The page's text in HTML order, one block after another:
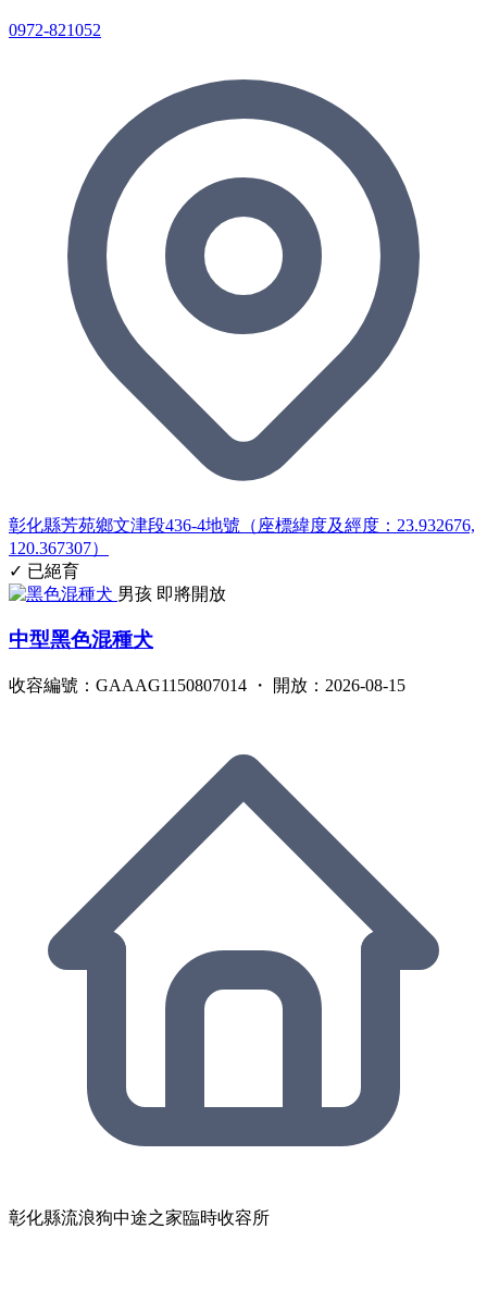
0972-821052
彰化縣芳苑鄉文津段436-4地號（座標緯度及經度：23.932676,
120.367307）
✓ 已絕育
男孩 即將開放
中型黑色混種犬
收容編號：GAAAG1150807014 ・ 開放：2026-08-15
彰化縣流浪狗中途之家臨時收容所